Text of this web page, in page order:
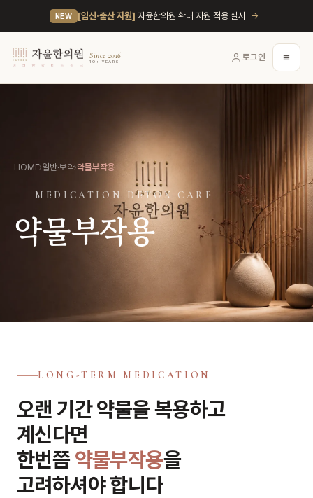
NEW [임신·출산 지원] 자윤한의원 확대 지원 적용 실시 →
Since 2016
10+ YEARS 로그인 ≡
HOME›일반·보약›약물부작용
MEDICATION DETOX CARE
약물부작용
LONG-TERM MEDICATION
오랜 기간 약물을 복용하고
계신다면
한번쯤약물부작용을
고려하셔야 합니다